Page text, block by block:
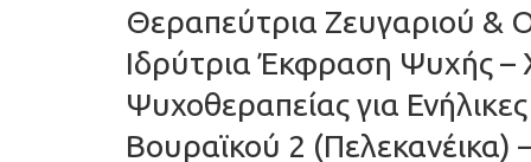
Θεραπεύτρια Ζευγαριού &
Ιδρύτρια Έκφραση Ψυχής –
Ψυχοθεραπείας για
Βουραϊκού 2 (Πελεκανέικα)